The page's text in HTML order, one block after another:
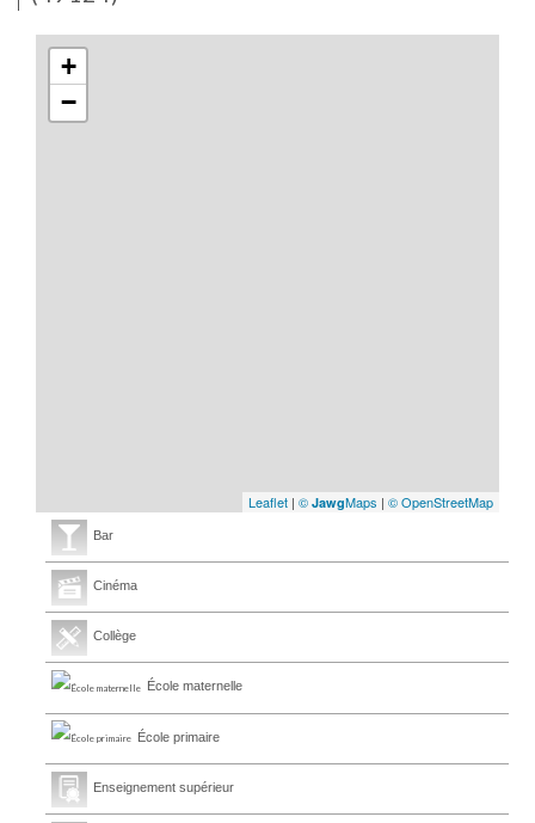
+
−
Leaflet | © JawgMaps | © OpenStreetMap
Bar
Cinéma
Collège
École maternelle
École primaire
Enseignement supérieur